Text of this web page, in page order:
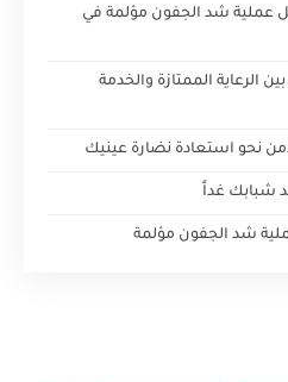
عملية شد الجفون مؤلمة في
الرعاية الممتازة والخدمة
نحو استعادة نضارة عينيك
شبابك غداً
شد الجفون مؤلمة